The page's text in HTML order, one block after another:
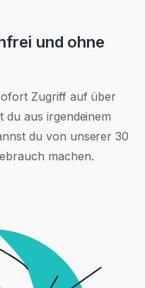
und ohne
Zugriff auf über
aus irgendeinem
du von unserer 30
machen.